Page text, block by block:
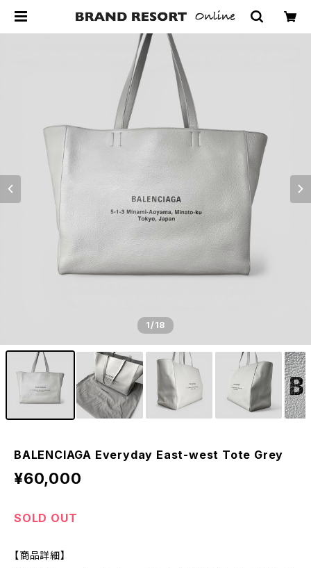
1/18
BALENCIAGA Everyday East-west Tote Grey
¥60,000
SOLD OUT
【商品詳細】